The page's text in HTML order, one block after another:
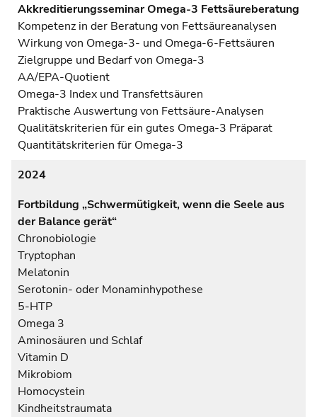
Akkreditierungsseminar Omega-3 Fettsäureberatung
Kompetenz in der Beratung von Fettsäureanalysen
Wirkung von Omega-3- und Omega-6-Fettsäuren
Zielgruppe und Bedarf von Omega-3
AA/EPA-Quotient
Omega-3 Index und Transfettsäuren
Praktische Auswertung von Fettsäure-Analysen
Qualitätskriterien für ein gutes Omega-3 Präparat
Quantitätskriterien für Omega-3
2024
Fortbildung „Schwermütigkeit, wenn die Seele aus
der Balance gerät“
Chronobiologie
Tryptophan
Melatonin
Serotonin- oder Monaminhypothese
5-HTP
Omega 3
Aminosäuren und Schlaf
Vitamin D
Mikrobiom
Homocystein
Kindheitstraumata